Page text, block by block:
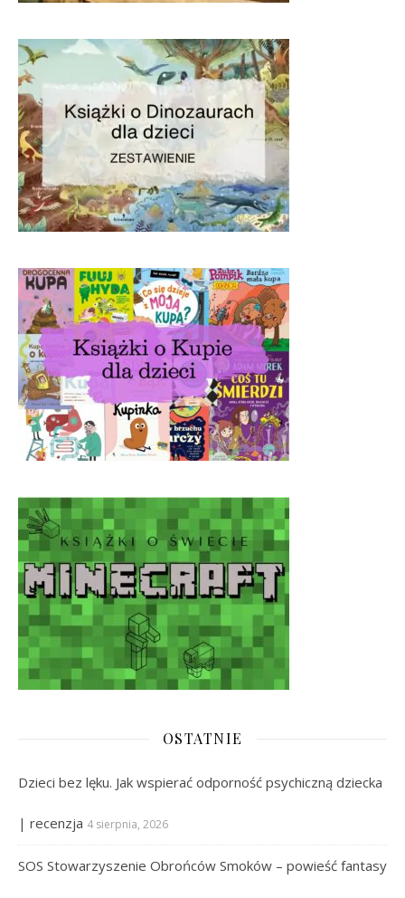
OSTATNIE
Dzieci bez lęku. Jak wspierać odporność psychiczną dziecka
| recenzja 4 sierpnia, 2026
SOS Stowarzyszenie Obrońców Smoków – powieść fantasy